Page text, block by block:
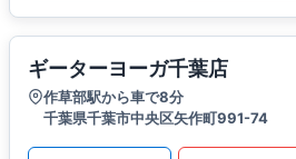
ギーターヨーガ千葉店
作草部駅から車で8分
千葉県千葉市中央区矢作町991-74